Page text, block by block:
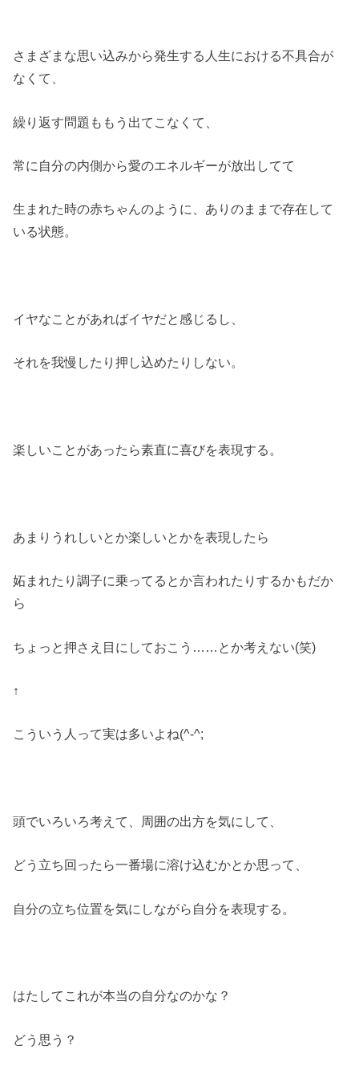
さまざまな思い込みから発生する人生における不具合が
なくて、
繰り返す問題ももう出てこなくて、
常に自分の内側から愛のエネルギーが放出してて
生まれた時の赤ちゃんのように、ありのままで存在して
いる状態。
イヤなことがあればイヤだと感じるし、
それを我慢したり押し込めたりしない。
楽しいことがあったら素直に喜びを表現する。
あまりうれしいとか楽しいとかを表現したら
妬まれたり調子に乗ってるとか言われたりするかもだか
ら
ちょっと押さえ目にしておこう……とか考えない(笑)
↑
こういう人って実は多いよね(^-^;
頭でいろいろ考えて、周囲の出方を気にして、
どう立ち回ったら一番場に溶け込むかとか思って、
自分の立ち位置を気にしながら自分を表現する。
はたしてこれが本当の自分なのかな？
どう思う？